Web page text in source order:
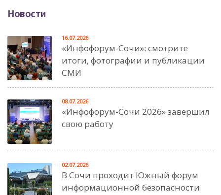
Новости
«Инфофорум-Сочи»: смотрите
итоги, фотографии и публикации
СМИ
16.07.2026
«Инфофорум-Сочи 2026» завершил
свою работу
08.07.2026
В Сочи проходит Южный форум
информационной безопасности
02.07.2026